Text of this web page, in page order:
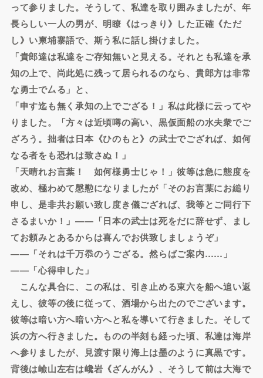
って参りました。そうして、私達を取り囲みましたが、年
長らしい一人の男が、明瞭《はっきり》した正確《ただ
し》い柬埔寨語で、斯う私に話し掛けました。
「貴郎達は私達をご存知無いと見える。それとも私達を承
知の上で、尚此処に残って居られるのなら、貴郎方は非常
な勇士で厶る」と、
「申す迄も無く承知の上でござる！」私は此様に云ってや
りました。「方々は近頃噂の高い、黒仮面船の水夫衆でご
ざろう。拙者は日本《ひのもと》の武士でござれば、如何
なる者をも恐れは致さぬ！」
「天晴れお言葉！ 如何様勇士じゃ！」彼等は急に態度を
改め、極わめて慇懃になりましたが「そのお言葉にお縋り
申し、是非共お願い致し度き儀ござれば、我等とご同行下
さるまいか！」――「日本の武士は死をだに辞せず、まし
てお頼みとあるからは喜んでお供致しましょうぞ」
――「それは千万忝のうござる。然らばご案内……」
――「心得申した」
こんな具合に、この私は、引き止める東六を船へ追い返
えし、彼等の後に従って、酒場から出たのでございます。
彼等は暗い方へ暗い方へと私を導いて行きました。そして
浜の方へ行きました。ものの半刻も経った頃、私達は海岸
へ参りましたが、見渡す限り海上は墨のように真黒です。
背後は嶮山左右は巉岩《ざんがん》、そうして前は大海で